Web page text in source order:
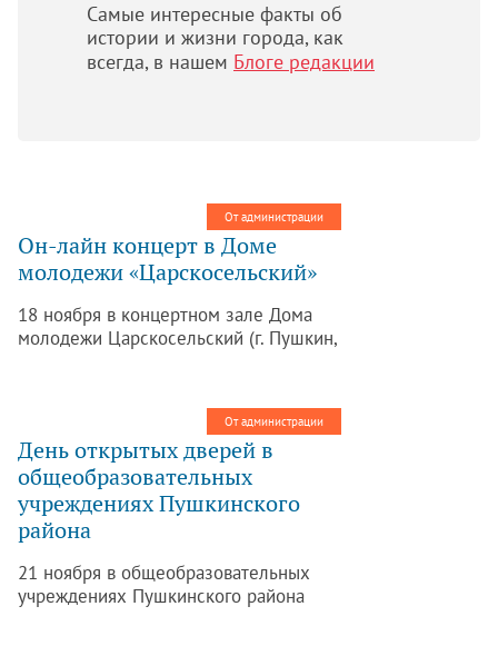
Самые интересные факты об
истории и жизни города, как
всегда, в нашем Блоге редакции
От администрации
Он-лайн концерт в Доме
молодежи «Царскосельский»
18 ноября в концертном зале Дома
молодежи Царскосельский (г. Пушкин,
музыкальных коллективов – оркестра
«Сансара» и группы «Северные
Скалы».
От администрации
День открытых дверей в
общеобразовательных
учреждениях Пушкинского
района
21 ноября в общеобразовательных
учреждениях Пушкинского района